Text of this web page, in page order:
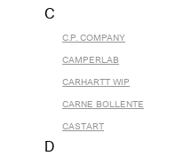
C
C.P. COMPANY
CAMPERLAB
CARHARTT WIP
CARNE BOLLENTE
CASTART
D